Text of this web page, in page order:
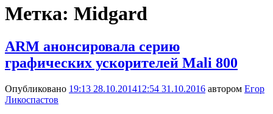
Метка: Midgard
ARM анонсировала серию
графических ускорителей Mali 800
Опубликовано 19:13 28.10.201412:54 31.10.2016 автором Егор
Ликоспастов